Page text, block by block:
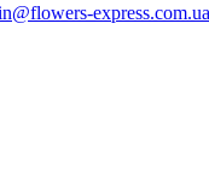
express.com.ua